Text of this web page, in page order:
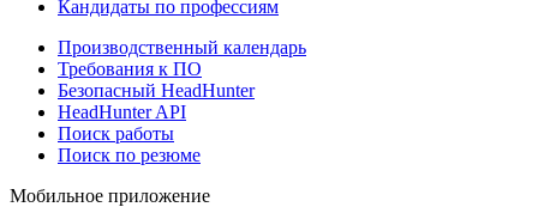
Кандидаты по профессиям
Производственный календарь
Требования к ПО
Безопасный HeadHunter
HeadHunter API
Поиск работы
Поиск по резюме
Мобильное приложение